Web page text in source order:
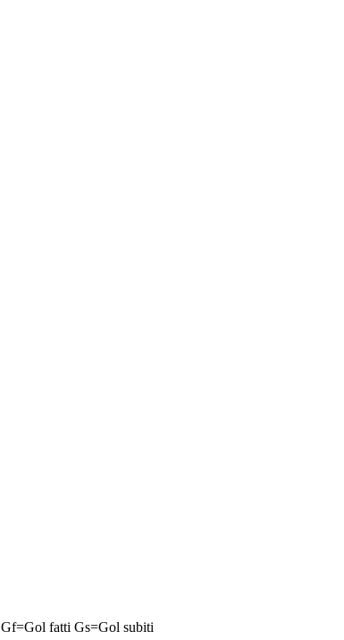
Gf=Gol fatti Gs=Gol subiti